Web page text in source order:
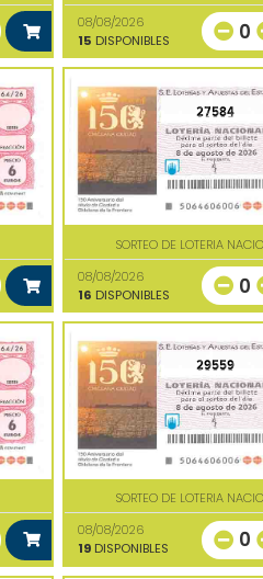
08/08/2026
15 DISPONIBLES 0
27584
SORTEO DE LOTERIA
08/08/2026
16 DISPONIBLES 0
29559
SORTEO DE LOTERIA
08/08/2026
19DISPONIBLES 0